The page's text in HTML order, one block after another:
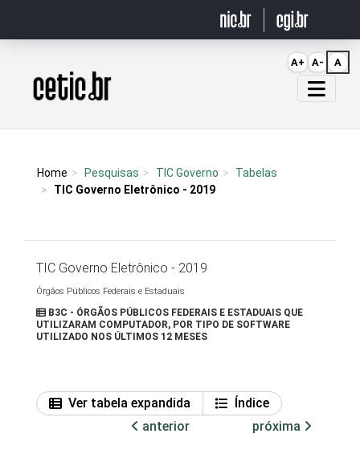
Página inicial
Home Pesquisas TIC Governo
Tabelas
TIC Governo Eletrônico - 2019
TIC Governo Eletrônico - 2019
Órgãos Públicos Federais e Estaduais
B3C - ÓRGÃOS PÚBLICOS FEDERAIS E ESTADUAIS QUE
UTILIZARAM COMPUTADOR, POR TIPO DE SOFTWARE
UTILIZADO NOS ÚLTIMOS 12 MESES
Ver tabela expandida
Índice
anterior
próxima
A+ A- A